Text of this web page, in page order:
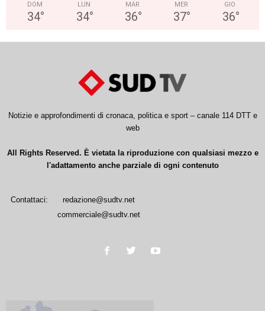
DOM
34°
LUN
34°
MAR
36°
MER
37°
GIO
36°
Notizie e approfondimenti di cronaca, politica e sport – canale 114 DTT e
web
All Rights Reserved. È vietata la riproduzione con qualsiasi mezzo e
l'adattamento anche parziale di ogni contenuto
Contattaci:
redazione@sudtv.net
commerciale@sudtv.net